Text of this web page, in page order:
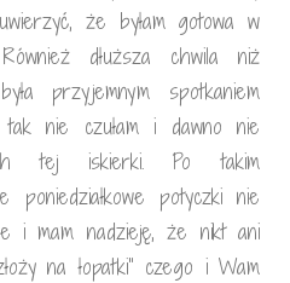
że byłam gotowa w
dłuższa chwila niż
przyjemnym spotkaniem
nie czułam i dawno nie
tej iskierki. Po takim
poniedziałkowe potyczki nie
i mam nadzieję, że nikt ani
na łopatki” czego i Wam